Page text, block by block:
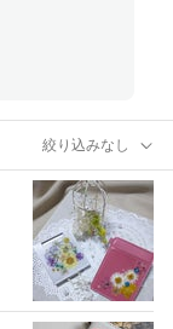
絞り込みなし